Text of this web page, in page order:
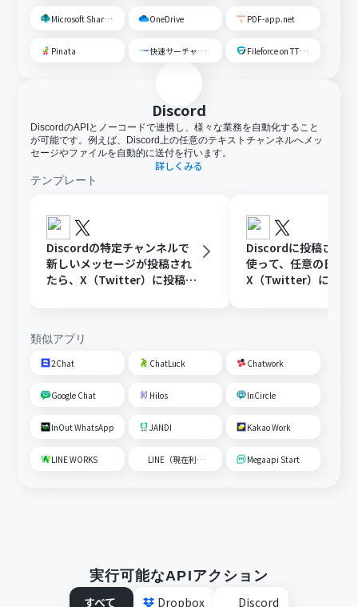
Microsoft SharePoint OneDrive PDF-app.net
Pinata 快速サーチャーGX Fileforce on TTS Cloud
Discord
DiscordのAPIとノーコードで連携し、様々な業務を自動化すること
が可能です。例えば、Discord上の任意のテキストチャンネルへメッ
セージやファイルを自動的に送付を行います。
詳しくみる
テンプレート
Discordの特定チャンネルで
新しいメッセージが投稿され
たら、X（Twitter）に投稿す
Discordに投稿され
使って、任意の日時に
X（Twitter）に投稿
類似アプリ
2Chat ChatLuck Chatwork
Google Chat Hilos InCircle
InOut WhatsApp JANDI Kakao Work
LINE WORKS LINE（現在利用不可） Megaapi Start
実行可能なAPIアクション
すべて
Dropbox Discord